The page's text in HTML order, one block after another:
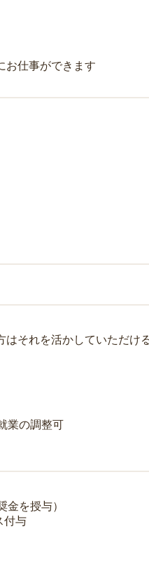
お仕事ができます
それを活かしていただけ
業の調整可
金を授与）
付与